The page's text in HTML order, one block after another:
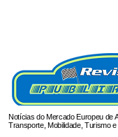
Notícias do Mercado Europeu de
Transporte, Mobilidade, Turismo